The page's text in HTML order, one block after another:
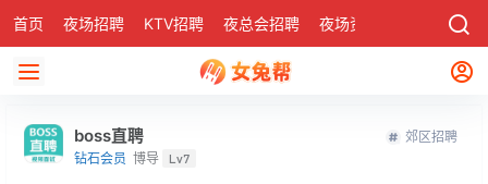
首页 夜场招聘 KTV招聘 夜总会招聘 夜场资讯 社区
boss直聘
钻石会员 博导 Lv7
郊区招聘